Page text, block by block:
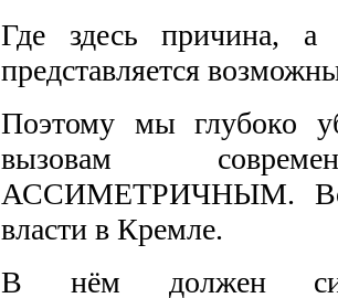
Где здесь причина, а
представляется
Поэтому мы глубоко
вызовам
АССИМЕТРИЧНЫМ.
власти в Кремле.
В нём должен